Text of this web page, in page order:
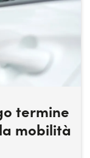
termine
mobilità